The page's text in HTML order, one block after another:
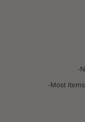
-
-Most